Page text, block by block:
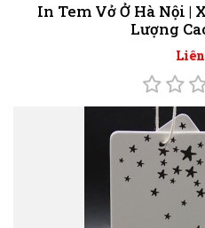
In Tem Vở Ở Hà Nội |
Lượng